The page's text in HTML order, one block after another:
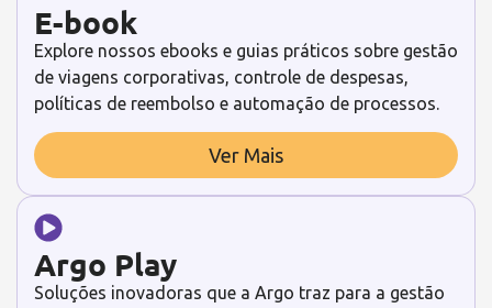
E-book
Explore nossos ebooks e guias práticos sobre gestão
de viagens corporativas, controle de despesas,
políticas de reembolso e automação de processos.
Ver Mais
Argo Play
Soluções inovadoras que a Argo traz para a gestão